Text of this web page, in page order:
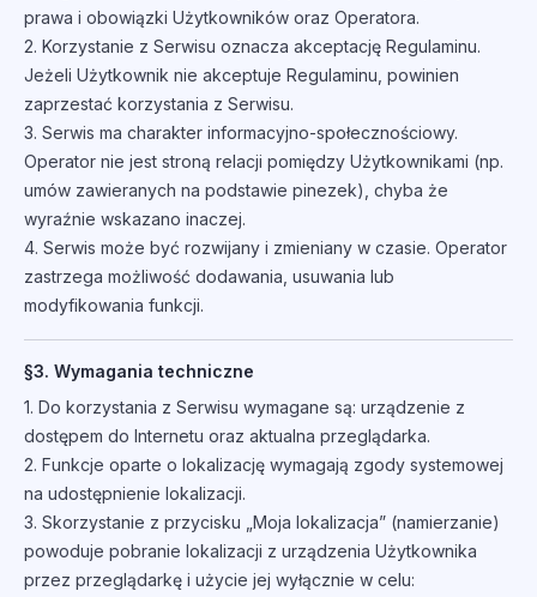
prawa i obowiązki Użytkowników oraz Operatora.
2. Korzystanie z Serwisu oznacza akceptację Regulaminu.
Jeżeli Użytkownik nie akceptuje Regulaminu, powinien
zaprzestać korzystania z Serwisu.
3. Serwis ma charakter informacyjno-społecznościowy.
Operator nie jest stroną relacji pomiędzy Użytkownikami (np.
umów zawieranych na podstawie pinezek), chyba że
wyraźnie wskazano inaczej.
4. Serwis może być rozwijany i zmieniany w czasie. Operator
zastrzega możliwość dodawania, usuwania lub
modyfikowania funkcji.
§3. Wymagania techniczne
1. Do korzystania z Serwisu wymagane są: urządzenie z
dostępem do Internetu oraz aktualna przeglądarka.
2. Funkcje oparte o lokalizację wymagają zgody systemowej
na udostępnienie lokalizacji.
3. Skorzystanie z przycisku „Moja lokalizacja” (namierzanie)
powoduje pobranie lokalizacji z urządzenia Użytkownika
przez przeglądarkę i użycie jej wyłącznie w celu: